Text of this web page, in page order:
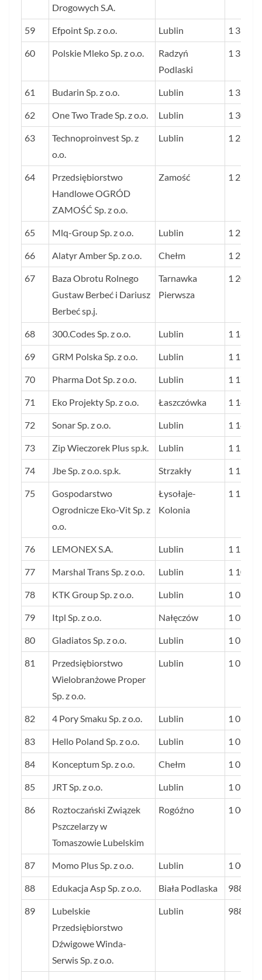
Drogowych S.A.
59 Efpoint Sp. z o.o. Lublin 1 352
60 Polskie Mleko Sp. z o.o.
Radzyń
Podlaski
1 331
61 Budarin Sp. z o.o. Lublin 1 327
62 One Two Trade Sp. z o.o. Lublin 1 308
63
Technoproinvest Sp. z
o.o.
Lublin 1 289
64
Przedsiębiorstwo
Handlowe OGRÓD
ZAMOŚĆ Sp. z o.o.
Zamość 1 269
65 Mlq-Group Sp. z o.o. Lublin 1 251
66 Alatyr Amber Sp. z o.o. Chełm 1 238
67
Baza Obrotu Rolnego
Gustaw Berbeć i Dariusz
Berbeć sp.j.
Tarnawka
Pierwsza
1 206
68 300.Codes Sp. z o.o. Lublin 1 189
69 GRM Polska Sp. z o.o. Lublin 1 174
70 Pharma Dot Sp. z o.o. Lublin 1 170
71 Eko Projekty Sp. z o.o. Łaszczówka 1 143
72 Sonar Sp. z o.o. Lublin 1 140
73 Zip Wieczorek Plus sp.k. Lublin 1 126
74 Jbe Sp. z o.o. sp.k. Strzakły 1 125
75
Gospodarstwo
Ogrodnicze Eko-Vit Sp. z
o.o.
Łysołaje-
Kolonia
1 121
76 LEMONEX S.A. Lublin 1 114
77 Marshal Trans Sp. z o.o. Lublin 1 107
78 KTK Group Sp. z o.o. Lublin 1 080
79 Itpl Sp. z o.o. Nałęczów 1 070
80 Gladiatos Sp. z o.o. Lublin 1 065
81
Przedsiębiorstwo
Wielobranżowe Proper
Sp. z o.o.
Lublin 1 056
82 4 Pory Smaku Sp. z o.o. Lublin 1 054
83 Hello Poland Sp. z o.o. Lublin 1 022
84 Konceptum Sp. z o.o. Chełm 1 017
85 JRT Sp. z o.o. Lublin 1 013
86
Roztoczański Związek
Pszczelarzy w
Tomaszowie Lubelskim
Rogóźno 1 009
87 Momo Plus Sp. z o.o. Lublin 1 002
88 Edukacja Asp Sp. z o.o. Biała Podlaska 988
89
Lubelskie
Przedsiębiorstwo
Dźwigowe Winda-
Serwis Sp. z o.o.
Lublin 988